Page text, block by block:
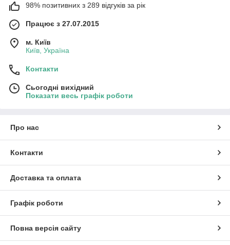
98% позитивних з 289 відгуків за рік
Працює з 27.07.2015
м. Київ
Київ, Україна
Контакти
Сьогодні вихідний
Показати весь графік роботи
Про нас
Контакти
Доставка та оплата
Графік роботи
Повна версія сайту